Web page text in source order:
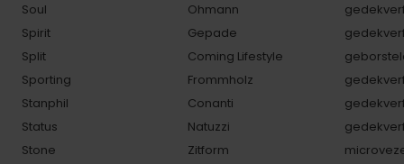
Soul
Ohmann
Spirit
Gepade
Split
Coming Lifestyle
Sporting
Frommholz
Stanphil
Conanti
Status
Natuzzi
Stone
Zitform